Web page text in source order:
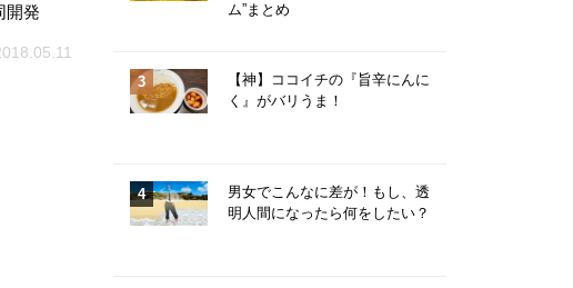
開発
ム”まとめ
【神】ココイチの『旨辛にんに
く』がバリうま！
男女でこんなに差が！もし、透
明人間になったら何をしたい？